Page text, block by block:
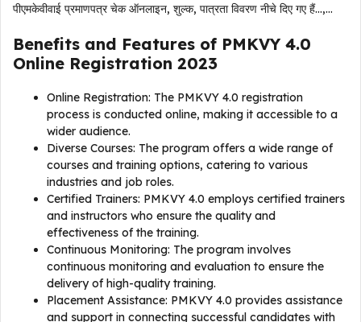
पीएमकेवीवाई प्रमाणपत्र चेक ऑनलाइन, शुल्क, पात्रता विवरण नीचे दिए गए हैं…,…
Benefits and Features of PMKVY 4.0
Online Registration 2023
Online Registration: The PMKVY 4.0 registration
process is conducted online, making it accessible to a
wider audience.
Diverse Courses: The program offers a wide range of
courses and training options, catering to various
industries and job roles.
Certified Trainers: PMKVY 4.0 employs certified trainers
and instructors who ensure the quality and
effectiveness of the training.
Continuous Monitoring: The program involves
continuous monitoring and evaluation to ensure the
delivery of high-quality training.
Placement Assistance: PMKVY 4.0 provides assistance
and support in connecting successful candidates with